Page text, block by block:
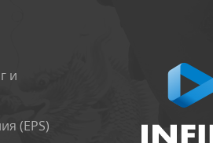
и
(EPS)